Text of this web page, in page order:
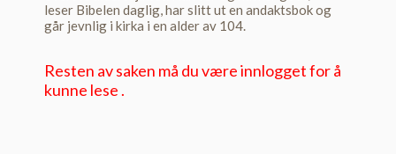
leser Bibelen daglig, har slitt ut en andaktsbok og
går jevnlig i kirka i en alder av 104.
Resten av saken må du være innlogget for å
kunne lese .